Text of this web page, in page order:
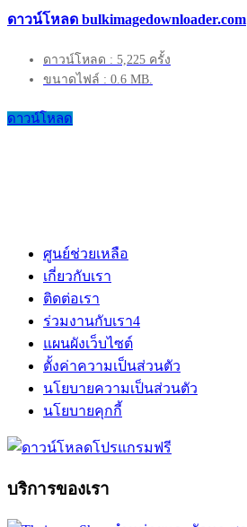
ดาวน์โหลด bulkimagedownloader.com
ดาวน์โหลด : 5,225 ครั้ง
ขนาดไฟล์ : 0.6 MB.
ดาวน์โหลด
ศูนย์ช่วยเหลือ
เกี่ยวกับเรา
ติดต่อเรา
ร่วมงานกับเรา4
แผนผังเว็บไซต์
ตั้งค่าความเป็นส่วนตัว
นโยบายความเป็นส่วนตัว
นโยบายคุกกี้
บริการของเรา